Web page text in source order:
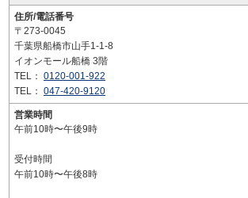
住所/電話番号
〒273-0045
千葉県船橋市山手1-1-8
イオンモール船橋 3階
TEL： 0120-001-922
TEL： 047-420-9120
営業時間
午前10時〜午後9時
受付時間
午前10時〜午後8時